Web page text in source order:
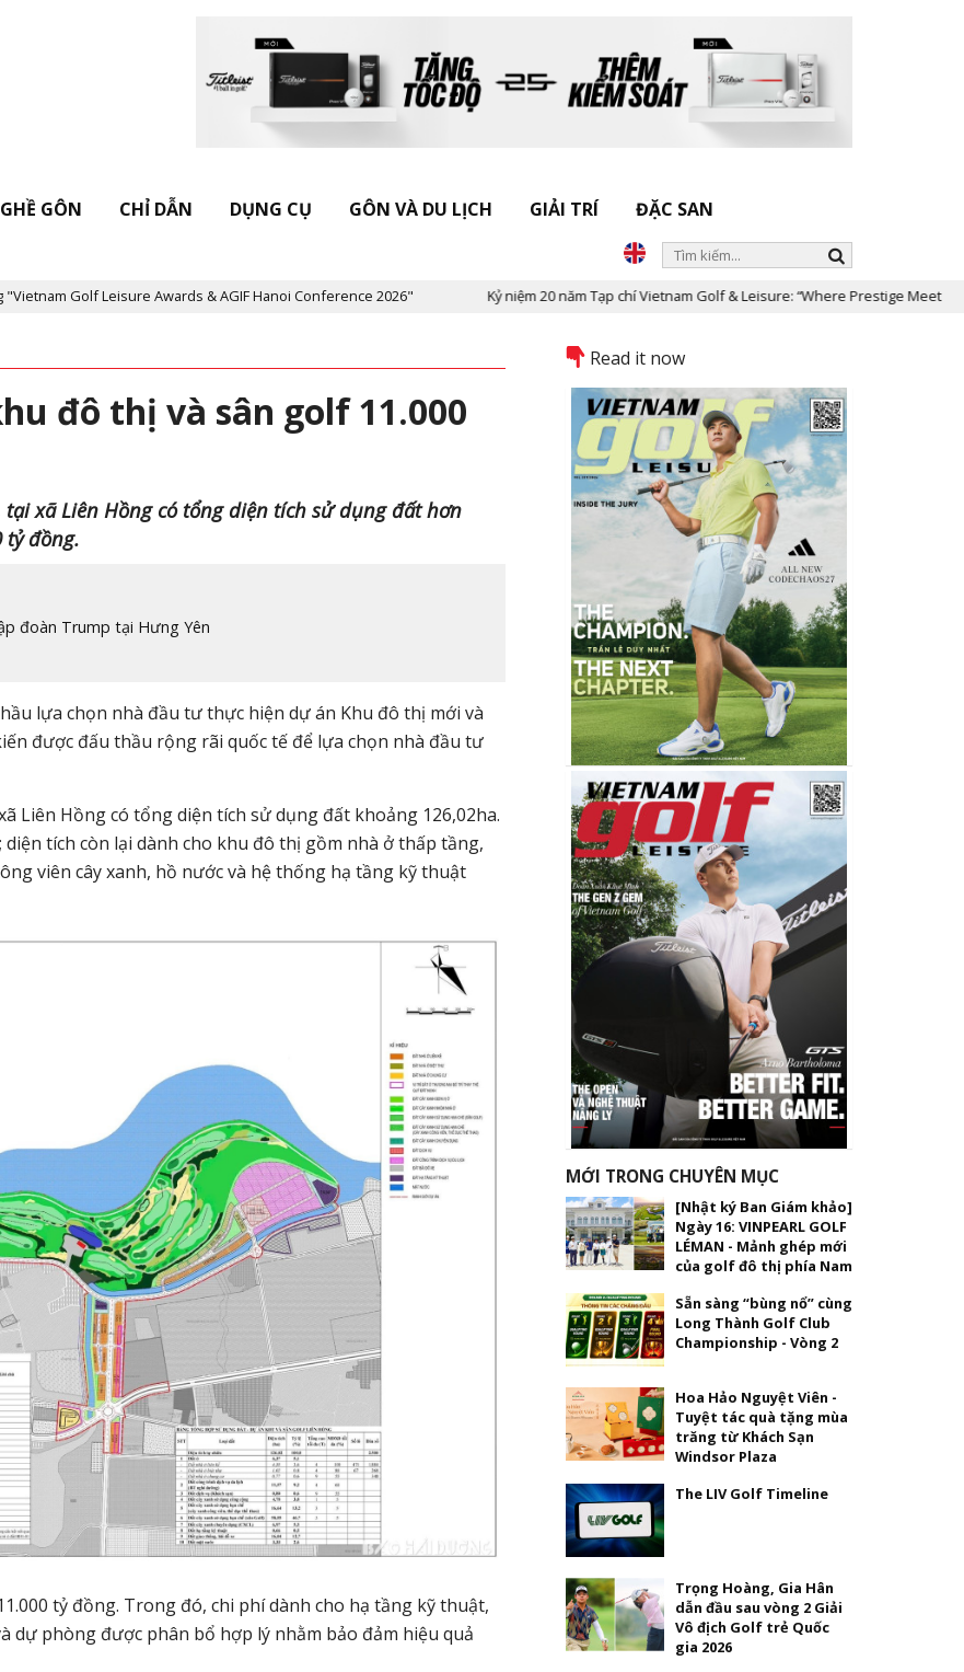
GÔN CHỈ DẪN DỤNG CỤ GÔN VÀ DU LỊCH GIẢI TRÍ ĐẶC SAN
Golf Leisure Awards & AGIF Hanoi Conference 2026" Kỷ niệm 20 năm Tạp chí Vietnam Golf & Leisure: “Where Prestige Meets Legacy”
đô thị và sân golf 11.000
xã Liên Hồng có tổng diện tích sử dụng đất hơn
tỷ đồng.
đoàn Trump tại Hưng Yên
lựa chọn nhà đầu tư thực hiện dự án Khu đô thị mới và
được đấu thầu rộng rãi quốc tế để lựa chọn nhà đầu tư
Liên Hồng có tổng diện tích sử dụng đất khoảng 126,02ha.
tích còn lại dành cho khu đô thị gồm nhà ở thấp tầng,
viên cây xanh, hồ nước và hệ thống hạ tầng kỹ thuật
tỷ đồng. Trong đó, chi phí dành cho hạ tầng kỹ thuật,
dự phòng được phân bổ hợp lý nhằm bảo đảm hiệu quả
Read it now
MỚI TRONG CHUYÊN MỤC
[Nhật ký Ban Giám khảo]
Ngày 16: VINPEARL GOLF
LÉMAN - Mảnh ghép mới
của golf đô thị phía Nam
Sẵn sàng “bùng nổ” cùng
Long Thành Golf Club
Championship - Vòng 2
Hoa Hảo Nguyệt Viên -
Tuyệt tác quà tặng mùa
trăng từ Khách Sạn
Windsor Plaza
The LIV Golf Timeline
Trọng Hoàng, Gia Hân
dẫn đầu sau vòng 2 Giải
Vô địch Golf trẻ Quốc
gia 2026